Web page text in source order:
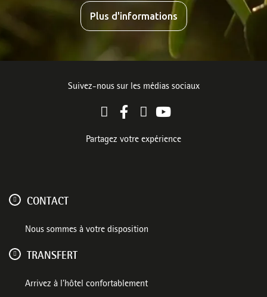
Plus d'informations
Suivez-nous sur les médias sociaux
Partagez votre expérience
CONTACT
Nous sommes à votre disposition
TRANSFERT
Arrivez à l’hôtel confortablement